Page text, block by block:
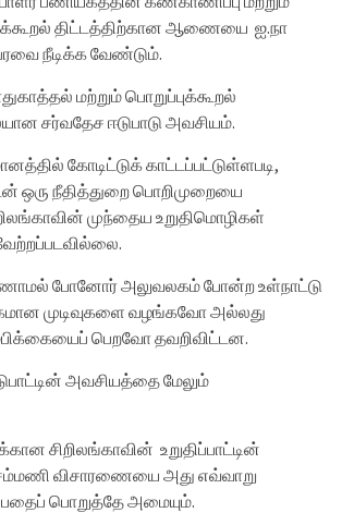
திட்டத்திற்கான ஆணையை ஐ.நா
நீடிக்க வேண்டும்.
மற்றும் பொறுப்புக்கூறல்
சர்வதேச ஈடுபாடு அவசியம்.
கோடிட்டுக் காட்டப்பட்டுள்ளபடி,
ஒரு நீதித்துறை பொறிமுறையை
முந்தைய உறுதிமொழிகள்
போனோர் அலுவலகம் போன்ற உள்நாட்டு
முடிவுகளை வழங்கவோ அல்லது
பெறவோ தவறிவிட்டன.
அவசியத்தை மேலும்
சிறிலங்காவின் உறுதிப்பாட்டின்
விசாரணையை அது எவ்வாறு
பொறுத்தே அமையும்.